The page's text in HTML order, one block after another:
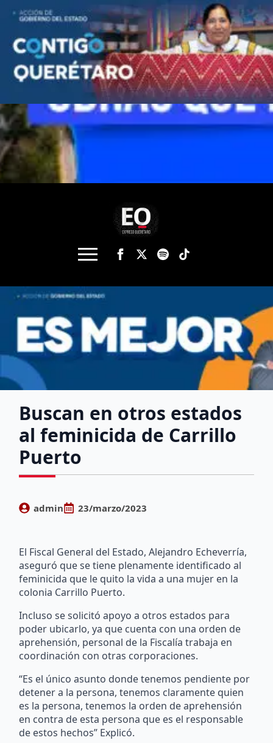
Buscan en otros estados
al feminicida de Carrillo
Puerto
admin 23/marzo/2023
El Fiscal General del Estado, Alejandro Echeverría,
aseguró que se tiene plenamente identificado al
feminicida que le quito la vida a una mujer en la
colonia Carrillo Puerto.
Incluso se solicitó apoyo a otros estados para
poder ubicarlo, ya que cuenta con una orden de
aprehensión, personal de la Fiscalía trabaja en
coordinación con otras corporaciones.
“Es el único asunto donde tenemos pendiente por
detener a la persona, tenemos claramente quien
es la persona, tenemos la orden de aprehensión
en contra de esta persona que es el responsable
de estos hechos” Explicó.